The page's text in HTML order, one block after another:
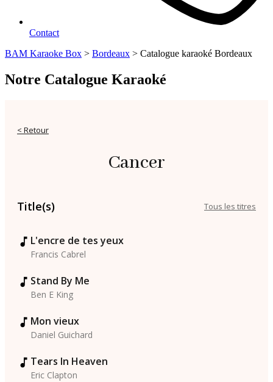
Contact
BAM Karaoke Box > Bordeaux > Catalogue karaoké Bordeaux
Notre Catalogue Karaoké
< Retour
Cancer
Title(s) Tous les titres
L'encre de tes yeux
Francis Cabrel
Stand By Me
Ben E King
Mon vieux
Daniel Guichard
Tears In Heaven
Eric Clapton